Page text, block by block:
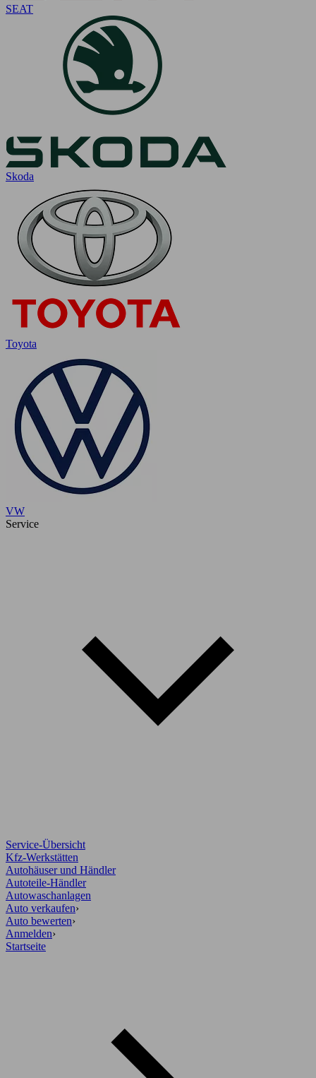
SEAT
Skoda
Toyota
VW
Service
Service-Übersicht
Kfz-Werkstätten
Autohäuser und Händler
Autoteile-Händler
Autowaschanlagen
Auto verkaufen›
Auto bewerten›
Anmelden›
Startseite